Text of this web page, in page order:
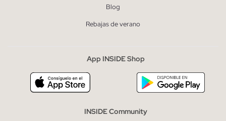
Blog
Rebajas de verano
App INSIDE Shop
INSIDE Community